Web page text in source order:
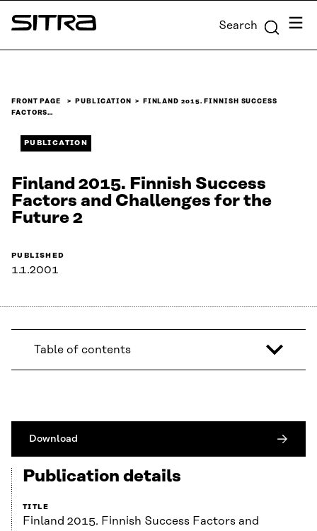
Skip to
content
Sitra Search Menu
FRONT PAGE PUBLICATION
FINLAND 2015. FINNISH SUCCESS
FACTORS…
PUBLICATION
Finland 2015. Finnish Success
Factors and Challenges for the
Future 2
PUBLISHED
1.1.2001
Table of contents
Download
Publication details
TITLE
Finland 2015. Finnish Success Factors and